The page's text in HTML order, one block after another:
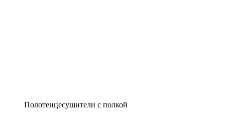
Полотенцесушители с полкой